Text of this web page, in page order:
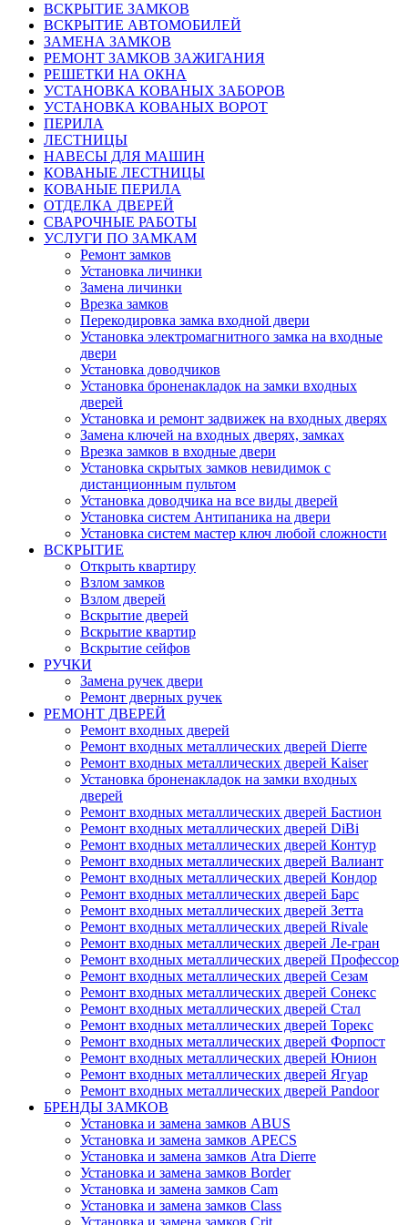
ВСКРЫТИЕ ЗАМКОВ
ВСКРЫТИЕ АВТОМОБИЛЕЙ
ЗАМЕНА ЗАМКОВ
РЕМОНТ ЗАМКОВ ЗАЖИГАНИЯ
РЕШЕТКИ НА ОКНА
УСТАНОВКА КОВАНЫХ ЗАБОРОВ
УСТАНОВКА КОВАНЫХ ВОРОТ
ПЕРИЛА
ЛЕСТНИЦЫ
НАВЕСЫ ДЛЯ МАШИН
КОВАНЫЕ ЛЕСТНИЦЫ
КОВАНЫЕ ПЕРИЛА
ОТДЕЛКА ДВЕРЕЙ
СВАРОЧНЫЕ РАБОТЫ
УСЛУГИ ПО ЗАМКАМ
Ремонт замков
Установка личинки
Замена личинки
Врезка замков
Перекодировка замка входной двери
Установка электромагнитного замка на входные
двери
Установка доводчиков
Установка броненакладок на замки входных
дверей
Установка и ремонт задвижек на входных дверях
Замена ключей на входных дверях, замках
Врезка замков в входные двери
Установка скрытых замков невидимок с
дистанционным пультом
Установка доводчика на все виды дверей
Установка систем Антипаника на двери
Установка систем мастер ключ любой сложности
ВСКРЫТИЕ
Открыть квартиру
Взлом замков
Взлом дверей
Вскрытие дверей
Вскрытие квартир
Вскрытие сейфов
РУЧКИ
Замена ручек двери
Ремонт дверных ручек
РЕМОНТ ДВЕРЕЙ
Ремонт входных дверей
Ремонт входных металлических дверей Dierre
Ремонт входных металлических дверей Kaiser
Установка броненакладок на замки входных
дверей
Ремонт входных металлических дверей Бастион
Ремонт входных металлических дверей DiBi
Ремонт входных металлических дверей Контур
Ремонт входных металлических дверей Валиант
Ремонт входных металлических дверей Кондор
Ремонт входных металлических дверей Барс
Ремонт входных металлических дверей Зетта
Ремонт входных металлических дверей Rivale
Ремонт входных металлических дверей Ле-гран
Ремонт входных металлических дверей Профессор
Ремонт входных металлических дверей Сезам
Ремонт входных металлических дверей Сонекс
Ремонт входных металлических дверей Стал
Ремонт входных металлических дверей Торекс
Ремонт входных металлических дверей Форпост
Ремонт входных металлических дверей Юнион
Ремонт входных металлических дверей Ягуар
Ремонт входных металлических дверей Pandoor
БРЕНДЫ ЗАМКОВ
Установка и замена замков ABUS
Установка и замена замков APECS
Установка и замена замков Atra Dierre
Установка и замена замков Border
Установка и замена замков Cam
Установка и замена замков Class
Установка и замена замков Crit